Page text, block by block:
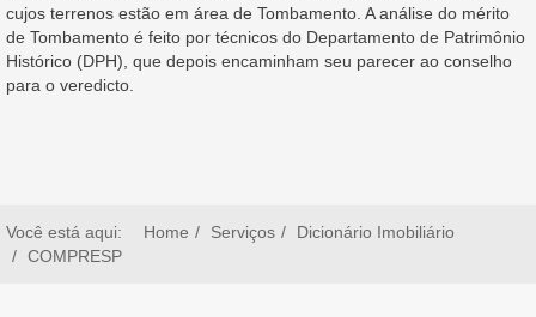
cujos terrenos estão em área de Tombamento. A análise do mérito
de Tombamento é feito por técnicos do Departamento de Patrimônio
Histórico (DPH), que depois encaminham seu parecer ao conselho
para o veredicto.
Você está aqui: Home Serviços
Dicionário Imobiliário
COMPRESP